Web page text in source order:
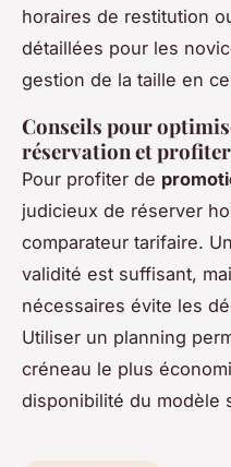
horaires de restitution
détaillées pour les
gestion de la taille en
Conseils pour
réservation et
Pour profiter de
judicieux de réserver
comparateur tarifaire.
validité est suffisant,
nécessaires évite les
Utiliser un planning
créneau le plus
disponibilité du modèle